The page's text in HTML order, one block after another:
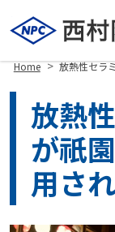
Home > 放熱性セラ
放熱
が祇
用さ
Site
Footer